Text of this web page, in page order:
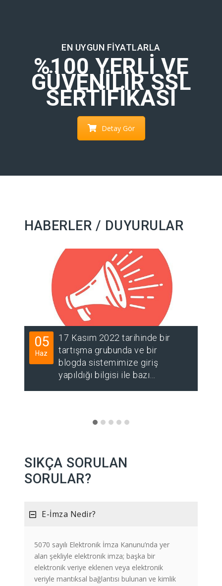
EN UYGUN FIYATLARLA
%100 YERLI VE
GÜVENILIR SSL
SERTIFIKASI
Detay Gör
HABERLER / DUYURULAR
05
Haz
17 Kasım 2022 tarihinde bir
tartışma grubunda ve bir
blogda sistemimize giriş
yapıldığı bilgisi ile bazı…
SIKÇA SORULAN
SORULAR?
E-İmza Nedir?
5070 sayılı Elektronik İmza Kanunu’nda yer
alan şekliyle elektronik imza; başka bir
elektronik veriye eklenen veya elektronik
veriyle mantıksal bağlantısı bulunan ve kimlik